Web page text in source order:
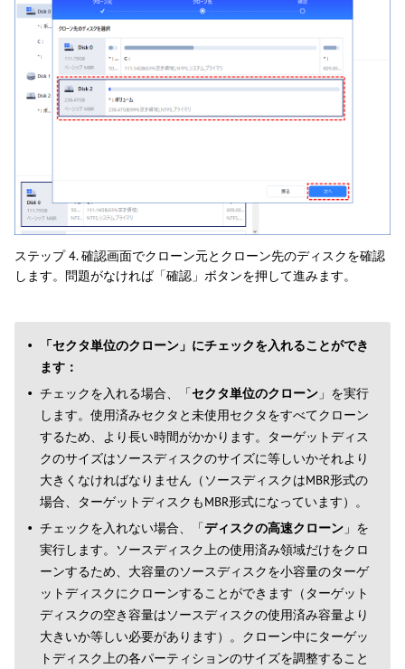
ステップ 4. 確認画面でクローン元とクローン先のディスクを確認
します。問題がなければ「確認」ボタンを押して進みます。
「セクタ単位のクローン」にチェックを入れることができ
ます：
チェックを入れる場合、「セクタ単位のクローン 」を実行
します。使用済みセクタと未使用セクタをすべてクローン
するため、より長い時間がかかります。ターゲットディス
クのサイズはソースディスクのサイズに等しいかそれより
大きくなければなりません（ソースディスクはMBR形式の
場合、ターゲットディスクもMBR形式になっています）。
チェックを入れない場合、「ディスクの高速クローン 」を
実行します。ソースディスク上の使用済み領域だけをクロ
ーンするため、大容量のソースディスクを小容量のターゲ
ットディスクにクローンすることができます（ターゲット
ディスクの空き容量はソースディスクの使用済み容量より
大きいか等しい必要があります）。クローン中にターゲッ
トディスク上の各パーティションのサイズを調整すること